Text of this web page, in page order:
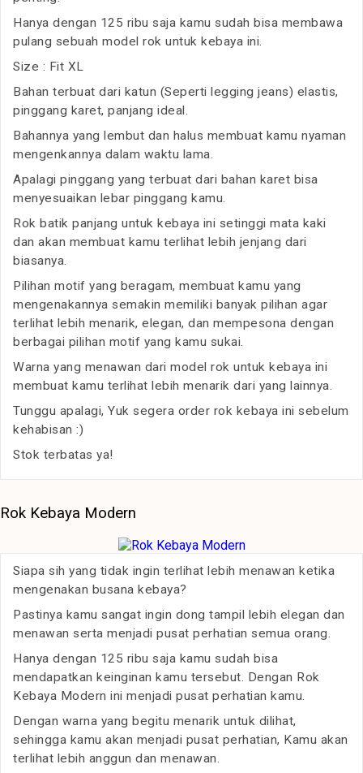
Hanya dengan 125 ribu saja kamu sudah bisa membawa
pulang sebuah model rok untuk kebaya ini.
Size : Fit XL
Bahan terbuat dari katun (Seperti legging jeans) elastis,
pinggang karet, panjang ideal.
Bahannya yang lembut dan halus membuat kamu nyaman
mengenkannya dalam waktu lama.
Apalagi pinggang yang terbuat dari bahan karet bisa
menyesuaikan lebar pinggang kamu.
Rok batik panjang untuk kebaya ini setinggi mata kaki
dan akan membuat kamu terlihat lebih jenjang dari
biasanya.
Pilihan motif yang beragam, membuat kamu yang
mengenakannya semakin memiliki banyak pilihan agar
terlihat lebih menarik, elegan, dan mempesona dengan
berbagai pilihan motif yang kamu sukai.
Warna yang menawan dari model rok untuk kebaya ini
membuat kamu terlihat lebih menarik dari yang lainnya.
Tunggu apalagi, Yuk segera order rok kebaya ini sebelum
kehabisan :)
Stok terbatas ya!
Rok Kebaya Modern
Siapa sih yang tidak ingin terlihat lebih menawan ketika
mengenakan busana kebaya?
Pastinya kamu sangat ingin dong tampil lebih elegan dan
menawan serta menjadi pusat perhatian semua orang.
Hanya dengan 125 ribu saja kamu sudah bisa
mendapatkan keinginan kamu tersebut. Dengan Rok
Kebaya Modern ini menjadi pusat perhatian kamu.
Dengan warna yang begitu menarik untuk dilihat,
sehingga kamu akan menjadi pusat perhatian, Kamu akan
terlihat lebih anggun dan menawan.